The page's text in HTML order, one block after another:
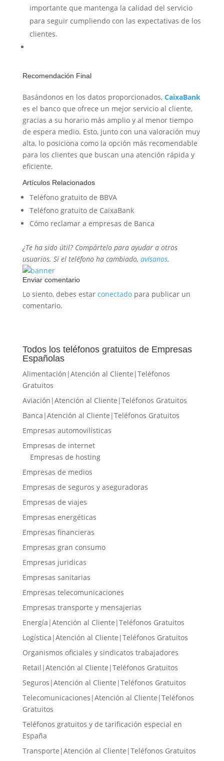
importante que mantenga la calidad del servicio
para seguir cumpliendo con las expectativas de los
clientes.
Recomendación Final
Basándonos en los datos proporcionados, CaixaBank
es el banco que ofrece un mejor servicio al cliente,
gracias a su horario más amplio y al menor tiempo
de espera medio. Esto, junto con una valoración muy
alta, lo posiciona como la opción más recomendable
para los clientes que buscan una atención rápida y
eficiente.
Artículos Relacionados
Teléfono gratuito de BBVA
Teléfono gratuito de CaixaBank
Cómo reclamar a empresas de Banca
¿Te ha sido útil? Compártelo para ayudar a otros
usuarios. Si el teléfono ha cambiado, avísanos.
Enviar comentario
Lo siento, debes estar conectadopara publicar un
comentario.
Todos los teléfonos gratuitos de Empresas
Españolas
Alimentación|Atención al Cliente|Teléfonos
Gratuitos
Aviación|Atención al Cliente|Teléfonos Gratuitos
Banca|Atención al Cliente|Teléfonos Gratuitos
Empresas automovilísticas
Empresas de internet
Empresas de hosting
Empresas de medios
Empresas de seguros y aseguradoras
Empresas de viajes
Empresas energéticas
Empresas financieras
Empresas gran consumo
Empresas juridicas
Empresas sanitarias
Empresas telecomunicaciones
Empresas transporte y mensajerias
Energía|Atención al Cliente|Teléfonos Gratuitos
Logística|Atención al Cliente|Teléfonos Gratuitos
Organismos oficiales y sindicatos trabajadores
Retail|Atención al Cliente|Teléfonos Gratuitos
Seguros|Atención al Cliente|Teléfonos Gratuitos
Telecomunicaciones|Atención al Cliente|Teléfonos
Gratuitos
Teléfonos gratuitos y de tarificación especial en
España
Transporte|Atención al Cliente|Teléfonos Gratuitos